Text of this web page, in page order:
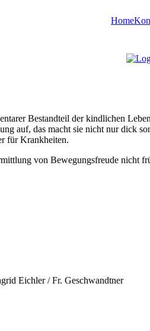
Home
Bestandteil der kindlichen
auf, das macht sie nicht nur dick
für Krankheiten.
von Bewegungsfreude nicht
Eichler / Fr. Geschwandtner